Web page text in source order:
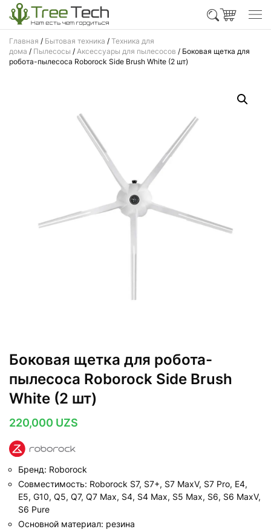
Главная / Бытовая техника / Техника для
дома / Пылесосы / Аксессуары для пылесосов / Боковая щетка для
робота-пылесоса Roborock Side Brush White (2 шт)
Боковая щетка для робота-
пылесоса Roborock Side Brush
White (2 шт)
220,000 UZS
Бренд: Roborock
Совместимость: Roborock S7, S7+, S7 MaxV, S7 Pro, E4,
E5, G10, Q5, Q7, Q7 Max, S4, S4 Max, S5 Max, S6, S6 MaxV,
S6 Pure
Основной материал: резина